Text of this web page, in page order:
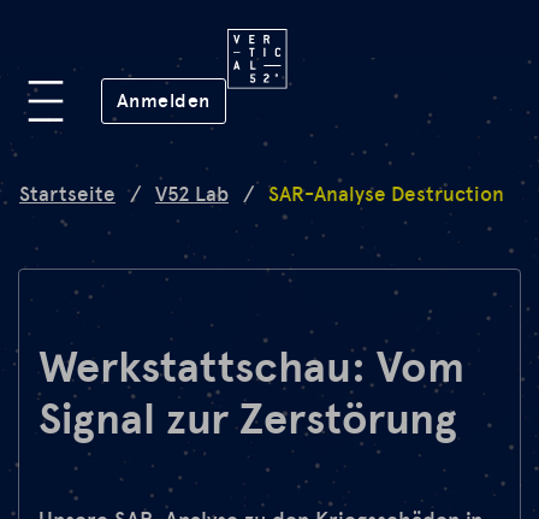
Anmelden (öffnet in neuem Fenster)
Plattform
Lab
Mission
FAQ
de en
Startseite / V52 Lab / SAR-Analyse Destruction
Werkstattschau: Vom
Signal zur Zerstörung